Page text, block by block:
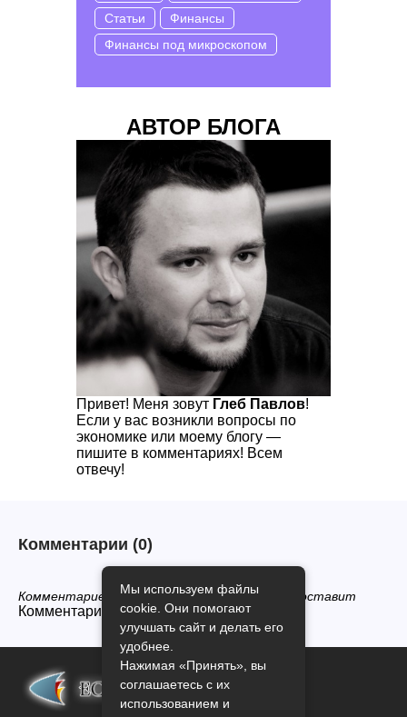
Статьи
Финансы
Финансы под микроскопом
АВТОР БЛОГА
Привет! Меня зовут Глеб Павлов!
Если у вас возникли вопросы по
экономике или моему блогу —
пишите в комментариях! Всем
отвечу!
Комментарии (0)
Комментариев нет, будьте первым кто его оставит
Комментарии закрыты.
Мы используем файлы
cookie. Они помогают
улучшать сайт и делать его
удобнее.
Нажимая «Принять», вы
соглашаетесь с их
использованием и